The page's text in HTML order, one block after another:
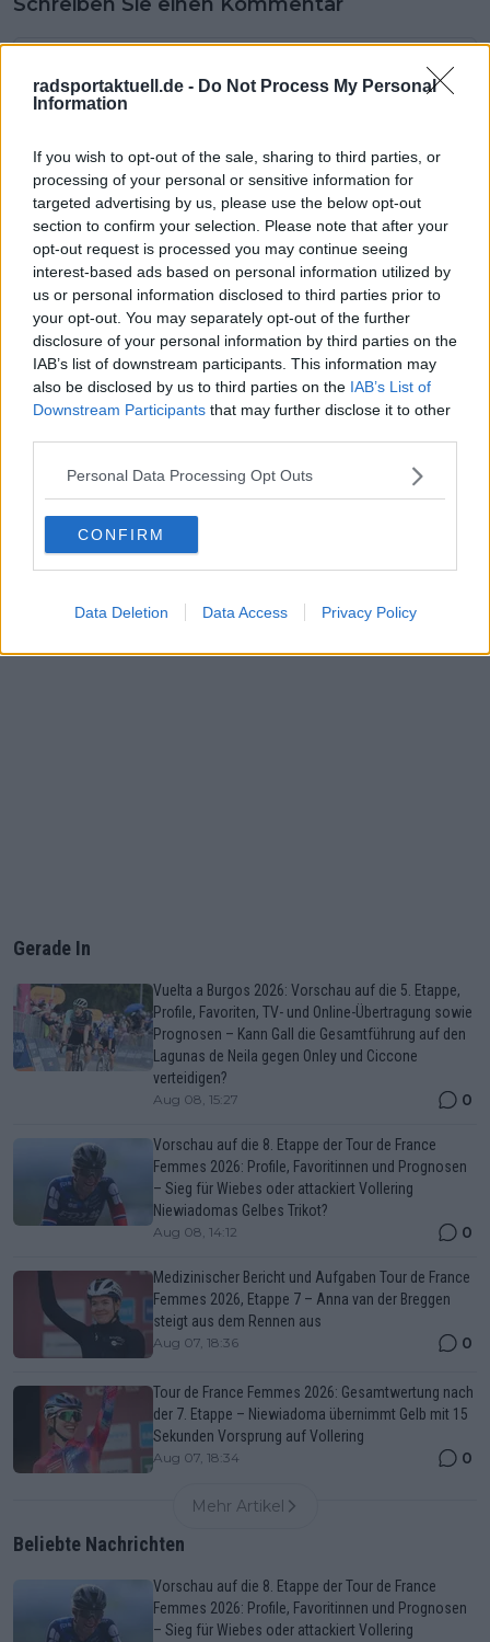
radsportaktuell.de - Do Not Process My Personal
Information
If you wish to opt-out of the sale, sharing to third parties, or
processing of your personal or sensitive information for
targeted advertising by us, please use the below opt-out
section to confirm your selection. Please note that after your
opt-out request is processed you may continue seeing
interest-based ads based on personal information utilized by
us or personal information disclosed to third parties prior to
your opt-out. You may separately opt-out of the further
disclosure of your personal information by third parties on the
IAB’s list of downstream participants. This information may
also be disclosed by us to third parties on the IAB’s List of
Downstream Participants that may further disclose it to other
Personal Data Processing Opt Outs
CONFIRM
Data Deletion Data Access Privacy Policy
SENDEN
Gerade In
Vuelta a Burgos 2026: Vorschau auf die 5. Etappe,
Profile, Favoriten, TV- und Online-Übertragung sowie
Prognosen – Kann Gall die Gesamtführung auf den
Lagunas de Neila gegen Onley und Ciccone
verteidigen?
Aug 08, 15:27 0
Vorschau auf die 8. Etappe der Tour de France
Femmes 2026: Profile, Favoritinnen und Prognosen
– Sieg für Wiebes oder attackiert Vollering
Niewiadomas Gelbes Trikot?
Aug 08, 14:12 0
Medizinischer Bericht und Aufgaben Tour de France
Femmes 2026, Etappe 7 – Anna van der Breggen
steigt aus dem Rennen aus
Aug 07, 18:36 0
Tour de France Femmes 2026: Gesamtwertung nach
der 7. Etappe – Niewiadoma übernimmt Gelb mit 15
Sekunden Vorsprung auf Vollering
Aug 07, 18:34 0
Mehr Artikel
Beliebte Nachrichten
Vorschau auf die 8. Etappe der Tour de France
Femmes 2026: Profile, Favoritinnen und Prognosen
– Sieg für Wiebes oder attackiert Vollering